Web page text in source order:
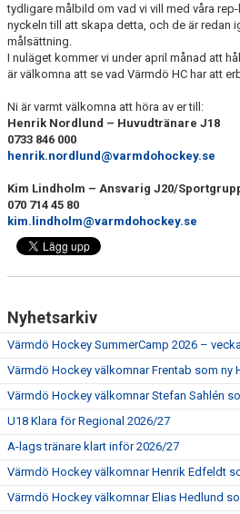
tydligare målbild om vad vi vill med våra
nyckeln till att skapa detta, och de är redan
målsättning.
I nuläget kommer vi under april månad att
är välkomna att se vad Värmdö HC har att
Ni är varmt välkomna att höra av er till:
Henrik Nordlund – Huvudtränare J18
0733 846 000
henrik.nordlund@varmdohockey.se
Kim Lindholm – Ansvarig J20/
070 714 45 80
kim.lindholm@varmdohockey.se
Nyhetsarkiv
Värmdö Hockey SummerCamp 2026 –
Värmdö Hockey välkomnar Frentab som ny
Värmdö Hockey välkomnar Stefan Sahlén
U18 Klara för Regional 2026/27
A-lags tränare klart inför 2026/27
Värmdö Hockey välkomnar Henrik Edfeldt
Värmdö Hockey välkomnar Elias Hedlund